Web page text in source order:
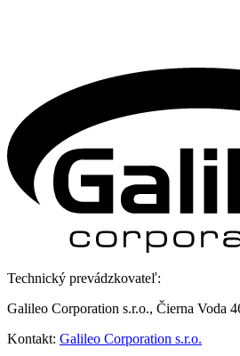
Technický prevádzkovateľ:
Galileo Corporation s.r.o., Čierna Voda
Kontakt: Galileo Corporation s.r.o.